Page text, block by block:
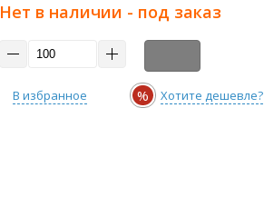
Нет в наличии - под заказ
В избранное % Хотите дешевле?